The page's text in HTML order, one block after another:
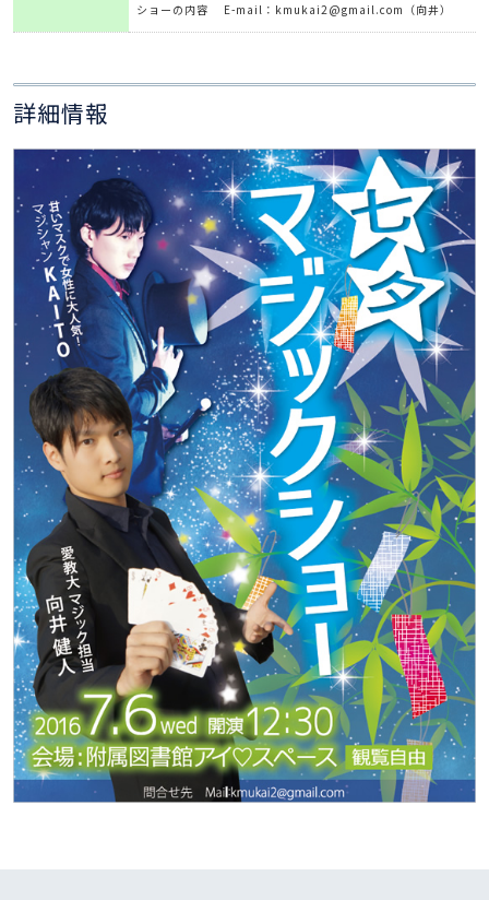
ショーの内容 E-mail：kmukai2@gmail.com（向井）
詳細情報